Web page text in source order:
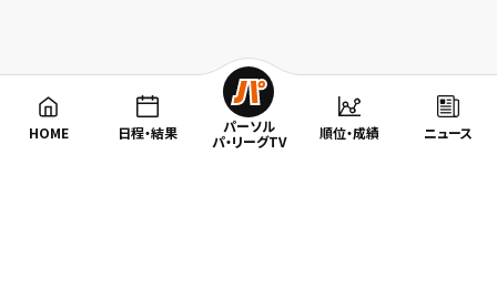
HOME 日程・結果
パーソル
パ・リーグTV
順位・成績 ニュース